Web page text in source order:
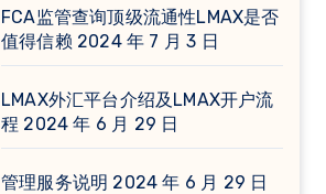
FCA监管查询顶级流通性LMAX是否
值得信赖 2024 年 7 月 3 日
LMAX外汇平台介绍及LMAX开户流
程 2024 年 6 月 29 日
管理服务说明 2024 年 6 月 29 日